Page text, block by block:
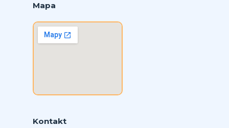
Mapa
Kontakt